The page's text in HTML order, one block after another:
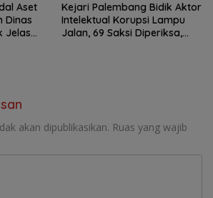
Aset
Dinas
Jelas
Kejari Palembang Bidik Aktor
Intelektual Korupsi Lampu
Jalan, 69 Saksi Diperiksa,
akan dipublikasikan. Ruas yang wajib